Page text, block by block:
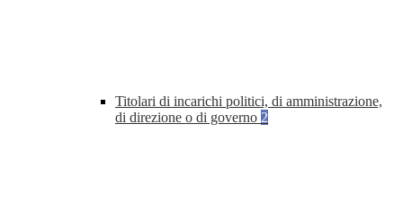
Titolari di incarichi politici, di amministrazione,
di direzione o di governo 2